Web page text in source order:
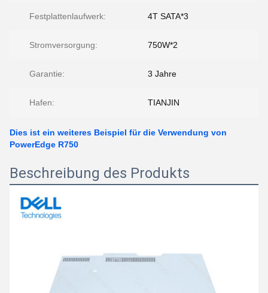
Festplattenlaufwerk: 4T SATA*3
Stromversorgung: 750W*2
Garantie: 3 Jahre
Hafen: TIANJIN
Dies ist ein weiteres Beispiel für die Verwendung von
PowerEdge R750
Beschreibung des Produkts